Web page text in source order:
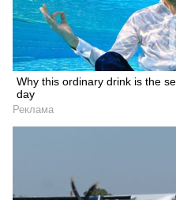
Why this ordinary drink is the
day
Реклама